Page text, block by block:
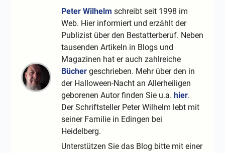
Peter Wilhelm schreibt seit 1998 im
Web. Hier informiert und erzählt der
Publizist über den Bestatterberuf. Neben
tausenden Artikeln in Blogs und
Magazinen hat er auch zahlreiche
Bücher geschrieben. Mehr über den in
der Halloween-Nacht an Allerheiligen
geborenen Autor finden Sie u.a. hier.
Der Schriftsteller Peter Wilhelm lebt mit
seiner Familie in Edingen bei
Heidelberg.
Unterstützen Sie das Blog bitte mit einer